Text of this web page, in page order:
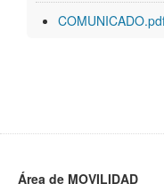
Área de MOVILIDAD